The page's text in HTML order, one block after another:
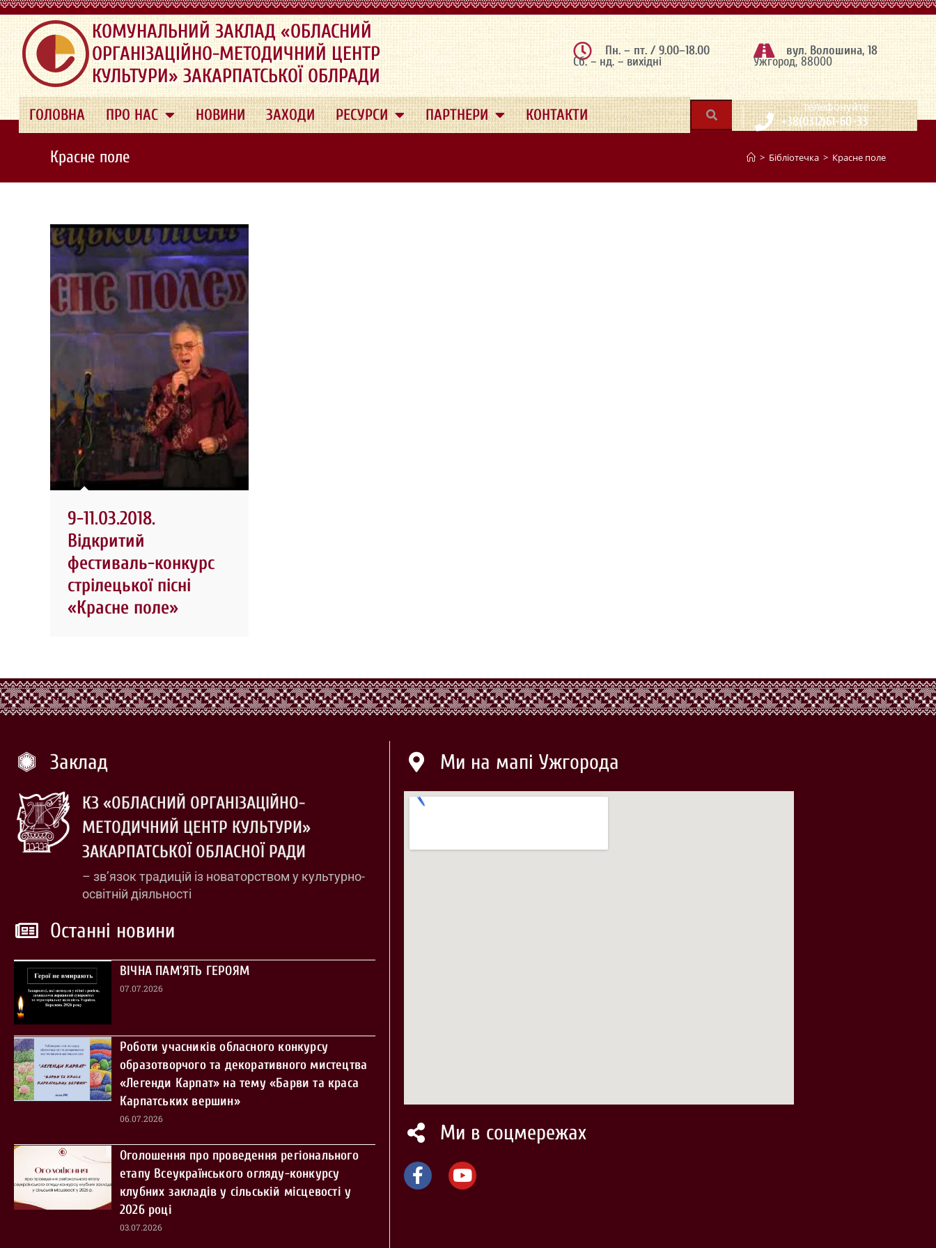
.
КОМУНАЛЬНИЙ ЗАКЛАД «ОБЛАСНИЙ
ОРГАНІЗАЦІЙНО-МЕТОДИЧНИЙ ЦЕНТР
КУЛЬТУРИ» ЗАКАРПАТСЬКОЇ ОБЛРАДИ
Пн. – пт. / 9.00–18.00
Сб. – нд. – вихідні
вул. Волошина, 18
Ужгород, 88000
ГОЛОВНА ПРО НАС НОВИНИ ЗАХОДИ РЕСУРСИ ПАРТНЕРИ КОНТАКТИ | телефонуйте
+38(0312)61-60-33
Красне поле > Бібліотечка > Красне поле
9-11.03.2018.
Відкритий
фестиваль-конкурс
стрілецької пісні
«Красне поле»
Заклад
КЗ «ОБЛАСНИЙ ОРГАНІЗАЦІЙНО-
МЕТОДИЧНИЙ ЦЕНТР КУЛЬТУРИ»
ЗАКАРПАТСЬКОЇ ОБЛАСНОЇ РАДИ
– зв’язок традицій із новаторством у культурно-
освітній діяльності
Останні новини
ВІЧНА ПАМ’ЯТЬ ГЕРОЯМ
07.07.2026
Роботи учасників обласного конкурсу
образотворчого та декоративного мистецтва
«Легенди Карпат» на тему «Барви та краса
Карпатських вершин»
06.07.2026
Оголошення про проведення регіонального
етапу Всеукраїнського огляду-конкурсу
клубних закладів у сільській місцевості у
2026 році
03.07.2026
Ми на мапі Ужгорода
Ми в соцмережах